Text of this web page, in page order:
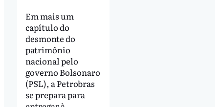
Em mais um
capítulo do
desmonte do
patrimônio
nacional pelo
governo Bolsonaro
(PSL), a Petrobras
se prepara para